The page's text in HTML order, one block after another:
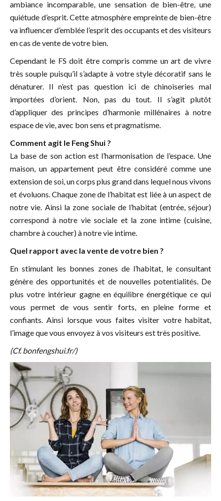
ambiance incomparable, une sensation de bien-être, une
quiétude d’esprit. Cette atmosphère empreinte de bien-être
va influencer d’emblée l’esprit des occupants et des visiteurs
en cas de vente de votre bien.
Cependant le FS doit être compris comme un art de vivre
très souple puisqu’il s’adapte à votre style décoratif sans le
dénaturer. Il n’est pas question ici de chinoiseries mal
importées d’orient. Non, pas du tout. Il s’agit plutôt
d’appliquer des principes d’harmonie millénaires à notre
espace de vie, avec bon sens et pragmatisme.
Comment agit le Feng Shui ?
La base de son action est l’harmonisation de l’espace. Une
maison, un appartement peut être considéré comme une
extension de soi, un corps plus grand dans lequel nous vivons
et évoluons. Chaque zone de l’habitat est liée à un aspect de
notre vie. Ainsi la zone sociale de l’habitat (entrée, séjour)
correspond à notre vie sociale et la zone intime (cuisine,
chambre à coucher) à notre vie intime.
Quel rapport avec la vente de votre bien ?
En stimulant les bonnes zones de l’habitat, le consultant
génère des opportunités et de nouvelles potentialités. De
plus votre intérieur gagne en équilibre énergétique ce qui
vous permet de vous sentir forts, en pleine forme et
confiants. Ainsi lorsque vous faites visiter votre habitat,
l’image que vous envoyez à vos visiteurs est très positive.
(Cf.bonfengshui.fr/)